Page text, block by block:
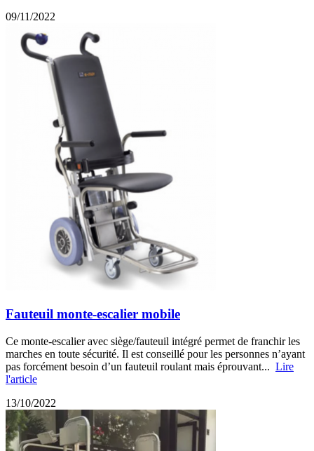
09/11/2022
Fauteuil monte-escalier mobile
Ce monte-escalier avec siège/fauteuil intégré permet de franchir les
marches en toute sécurité. Il est conseillé pour les personnes n’ayant
pas forcément besoin d’un fauteuil roulant mais éprouvant... Lire
l'article
13/10/2022